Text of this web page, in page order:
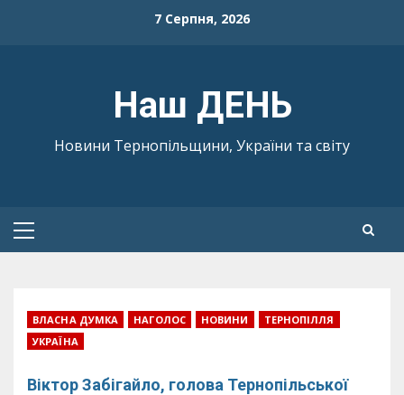
7 Серпня, 2026
Наш ДЕНЬ
Новини Тернопільщини, України та світу
Primary
ВЛАСНА ДУМКА НАГОЛОС НОВИНИ
ТЕРНОПІЛЛЯ
УКРАЇНА
Віктор Забігайло, голова Тернопільської